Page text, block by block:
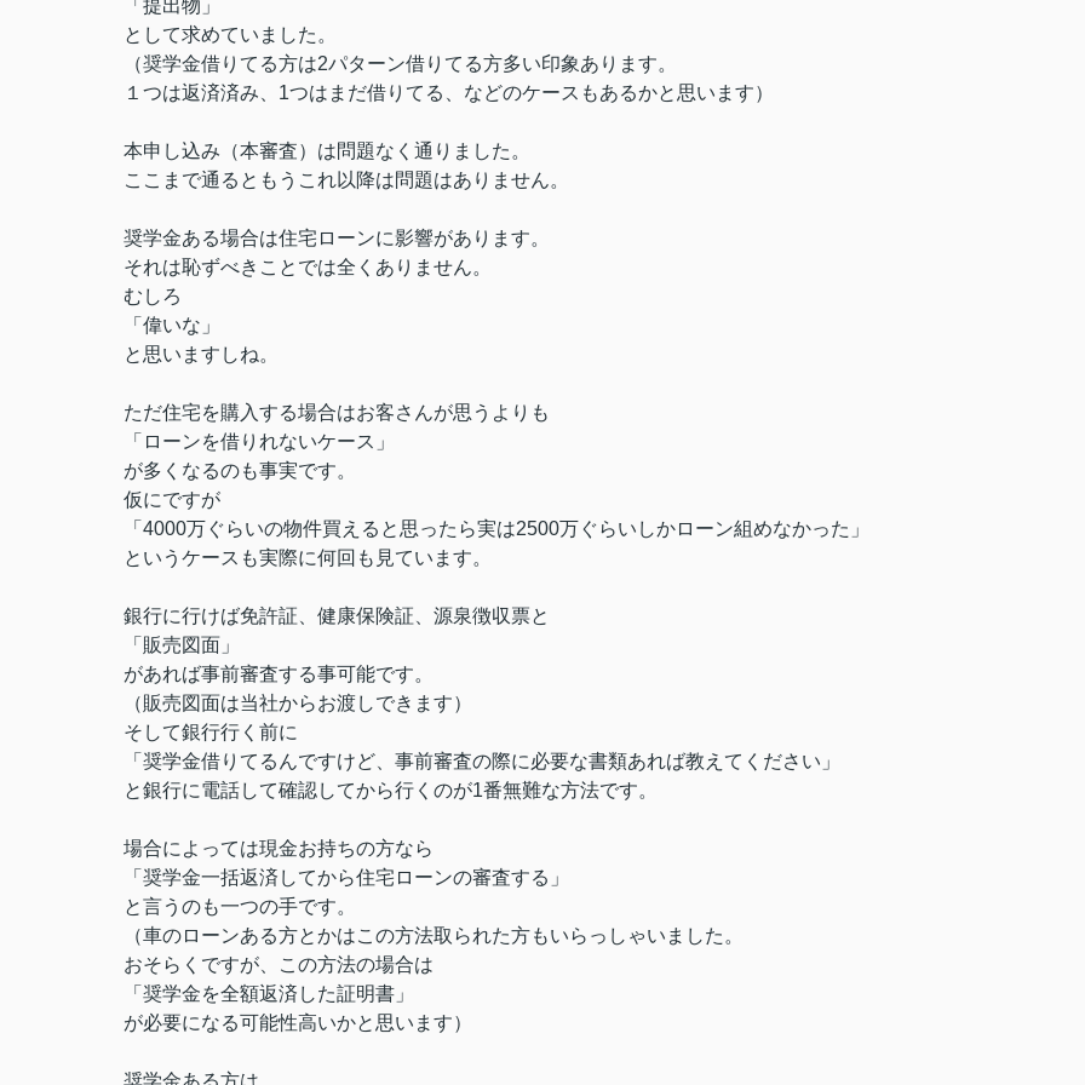
「提出物」
として求めていました。
（奨学金借りてる方は2パターン借りてる方多い印象あります。
１つは返済済み、1つはまだ借りてる、などのケースもあるかと思います）
本申し込み（本審査）は問題なく通りました。
ここまで通るともうこれ以降は問題はありません。
奨学金ある場合は住宅ローンに影響があります。
それは恥ずべきことでは全くありません。
むしろ
「偉いな」
と思いますしね。
ただ住宅を購入する場合はお客さんが思うよりも
「ローンを借りれないケース」
が多くなるのも事実です。
仮にですが
「4000万ぐらいの物件買えると思ったら実は2500万ぐらいしかローン組めなかった」
というケースも実際に何回も見ています。
銀行に行けば免許証、健康保険証、源泉徴収票と
「販売図面」
があれば事前審査する事可能です。
（販売図面は当社からお渡しできます）
そして銀行行く前に
「奨学金借りてるんですけど、事前審査の際に必要な書類あれば教えてください」
と銀行に電話して確認してから行くのが1番無難な方法です。
場合によっては現金お持ちの方なら
「奨学金一括返済してから住宅ローンの審査する」
と言うのも一つの手です。
（車のローンある方とかはこの方法取られた方もいらっしゃいました。
おそらくですが、この方法の場合は
「奨学金を全額返済した証明書」
が必要になる可能性高いかと思います）
奨学金ある方は